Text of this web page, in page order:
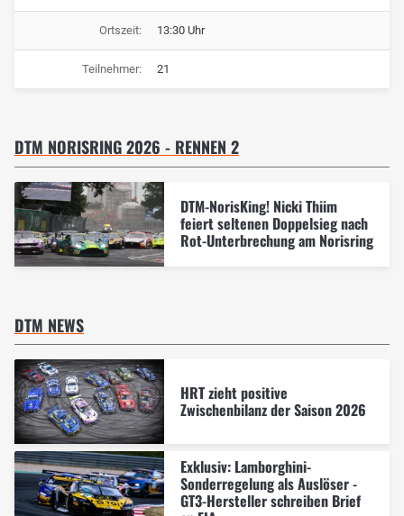
Ortszeit: 13:30 Uhr
Teilnehmer: 21
DTM NORISRING 2026 - RENNEN 2
DTM-NorisKing! Nicki Thiim
feiert seltenen Doppelsieg nach
Rot-Unterbrechung am Norisring
DTM NEWS
HRT zieht positive
Zwischenbilanz der Saison 2026
Exklusiv: Lamborghini-
Sonderregelung als Auslöser -
GT3-Hersteller schreiben Brief